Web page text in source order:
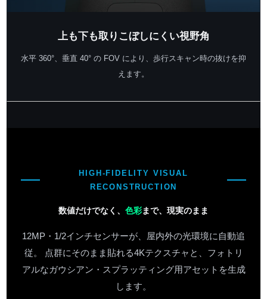
上も下も取りこぼしにくい視野角
水平 360°、垂直 40° の FOV により、歩行スキャン時の抜けを抑
えます。
HIGH-FIDELITY VISUAL
RECONSTRUCTION
数値だけでなく、 色彩まで、現実のまま
12MP・1/2インチセンサーが、屋内外の光環境に自動追
従。 点群にそのまま貼れる4Kテクスチャ と、フォトリ
アルなガウシアン・スプラッティング用アセットを生成
します。